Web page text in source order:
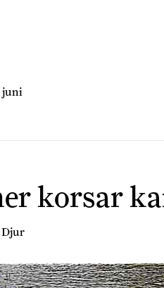
juni
korsar
Djur